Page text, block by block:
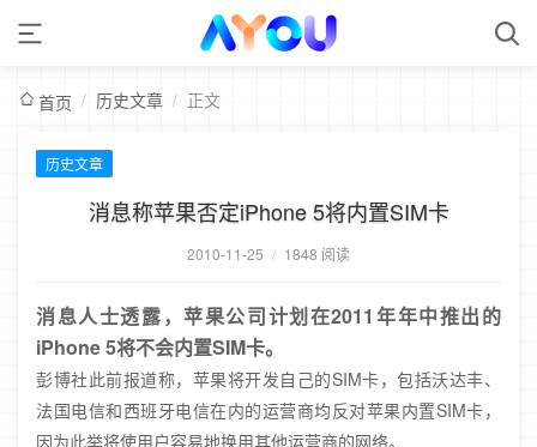
首页 / 历史文章 / 正文
历史文章
消息称苹果否定iPhone 5将内置SIM卡
2010-11-25 / 1848 阅读
消息人士透露，苹果公司计划在2011年年中推出的
iPhone 5将不会内置SIM卡。
彭博社此前报道称，苹果将开发自己的SIM卡，包括沃达丰、
法国电信和西班牙电信在内的运营商均反对苹果内置SIM卡，
因为此举将使用户容易地换用其他运营商的网络。